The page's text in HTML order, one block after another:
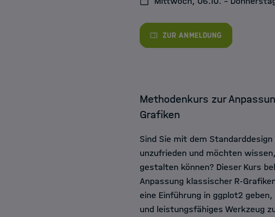
Zur Anmeldung
Methodenkurs zur
Grafiken
Sind Sie mit dem
unzufrieden und möchten
gestalten können? Dieser Kurs
Anpassung klassischer R-
eine Einführung in ggplot2
und leistungsfähiges Werkzeug